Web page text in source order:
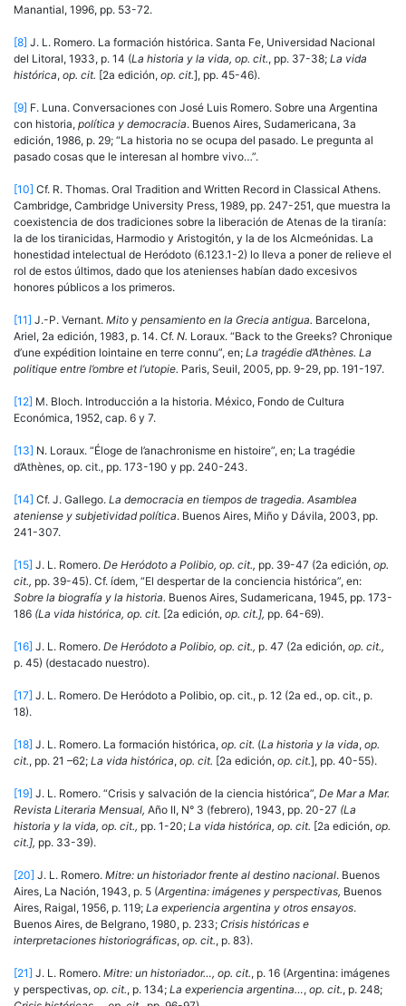
Manantial, 1996, pp. 53-72.
[8] J. L. Romero. La formación histórica. Santa Fe, Universidad Nacional
del Litoral, 1933, p. 14 (La historia y la vida, op. cit., pp. 37-38; La vida
histórica, op. cit. [2a edición, op. cit.], pp. 45-46).
[9] F. Luna. Conversaciones con José Luis Romero. Sobre una Argentina
con historia, políti­ca y democracia. Buenos Aires, Sudamericana, 3a
edición, 1986, p. 29; “La historia no se ocupa del pasado. Le pregunta al
pasado cosas que le interesan al hombre vivo…”.
[10] Cf. R. Thomas. Oral Tradition and Written Record in Classical Athens.
Cambridge, Cambridge University Press, 1989, pp. 247-251, que muestra la
coexistencia de dos tradi­ciones sobre la liberación de Atenas de la tiranía:
la de los tiranicidas, Harmodio y Aristo­gitón, y la de los Alcmeónidas. La
honestidad intelectual de Heródoto (6.123.1-2) lo lleva a poner de relieve el
rol de estos últimos, dado que los atenienses habían dado excesivos
honores públicos a los primeros.
[11] J.-P. Vernant. Mito y pensamiento en la Grecia antigua. Barcelona,
Ariel, 2a edición, 1983, p. 14. Cf. N. Loraux. “Back to the Greeks? Chronique
d’une expédition lointaine en terre connu”, en; La tragédie d’Athènes. La
politique entre l’ombre et l’utopie. Paris, Seuil, 2005, pp. 9-29, pp. 191-197.
[12] M. Bloch. Introducción a la historia. México, Fondo de Cultura
Económica, 1952, cap. 6 y 7.
[13] N. Loraux. “Éloge de l’anachronisme en histoire”, en; La tragédie
d’Athènes, op. cit., pp. 173-190 y pp. 240-243.
[14] Cf. J. Gallego. La democracia en tiempos de tragedia. Asamblea
ateniense y subjetivi­dad política. Buenos Aires, Miño y Dávila, 2003, pp.
241-307.
[15] J. L. Romero. De Heródoto a Polibio, op. cit., pp. 39-47 (2a edición, op.
cit., pp. 39-45). Cf. ídem, “El despertar de la conciencia histórica”, en:
Sobre la biografía y la historia. Buenos Aires, Sudamericana, 1945, pp. 173-
186 (La vida histórica, op. cit. [2a edición, op. cit.], pp. 64-69).
[16] J. L. Romero. De Heródoto a Polibio, op. cit., p. 47 (2a edición, op. cit.,
p. 45) (destacado nuestro).
[17] J. L. Romero. De Heródoto a Polibio, op. cit., p. 12 (2a ed., op. cit., p.
18).
[18] J. L. Romero. La formación histórica, op. cit. (La historia y la vida, op.
cit., pp. 21 –62; La vida histórica, op. cit. [2a edición, op. cit.], pp. 40-55).
[19] J. L. Romero. “Crisis y salvación de la ciencia histórica”, De Mara Mar.
Revista Literaria Mensual, Año II, N° 3 (febrero), 1943, pp. 20-27 (La
historia y la vida, op. cit., pp. 1-20; La vida histórica, op. cit. [2a edición, op.
cit.], pp. 33-39).
[20] J. L. Romero. Mitre: un historiador frente al destino nacional. Buenos
Aires, La Nación, 1943, p. 5 (Argentina: imágenes y perspectivas, Buenos
Aires, Raigal, 1956, p. 119; La experiencia argentina y otros ensayos.
Buenos Aires, de Belgrano, 1980, p. 233; Crisis his­tóricas e
interpretaciones historiográficas, op. cit., p. 83).
[21] J. L. Romero. Mitre: un historiador…, op. cit., p. 16 (Argentina: imágenes
y perspectivas, op. cit., p. 134; La experiencia argentina… , op. cit., p. 248;